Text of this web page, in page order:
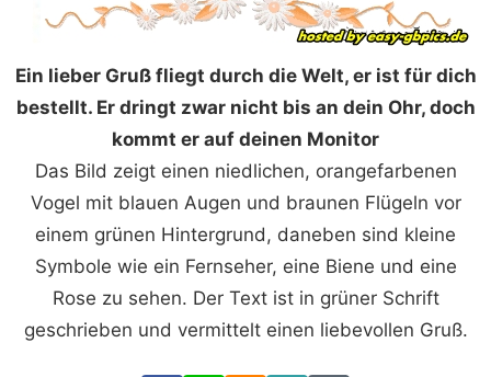
Ein lieber Gruß fliegt durch die Welt, er ist für dich
bestellt. Er dringt zwar nicht bis an dein Ohr, doch
kommt er auf deinen Monitor
Das Bild zeigt einen niedlichen, orangefarbenen
Vogel mit blauen Augen und braunen Flügeln vor
einem grünen Hintergrund, daneben sind kleine
Symbole wie ein Fernseher, eine Biene und eine
Rose zu sehen. Der Text ist in grüner Schrift
geschrieben und vermittelt einen liebevollen Gruß.